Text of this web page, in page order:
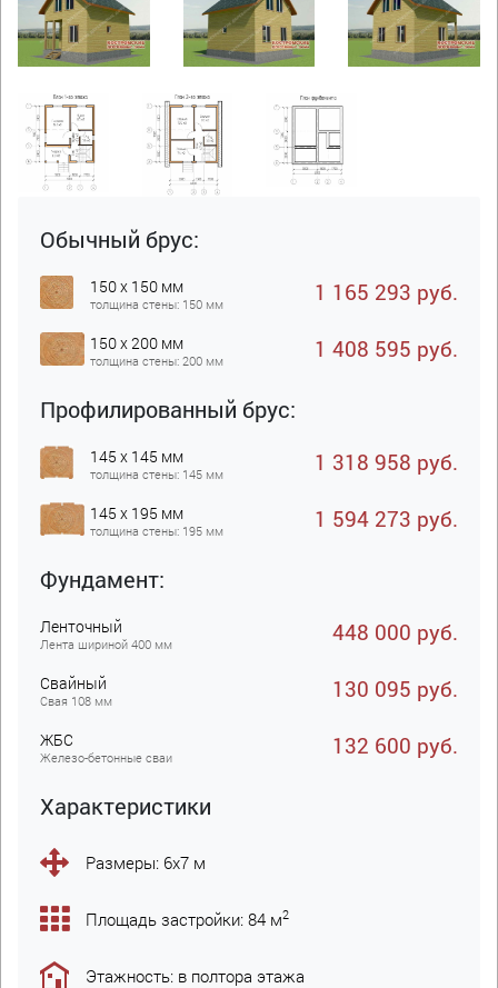
Обычный брус:
150 x 150 мм
толщина стены: 150 мм 1 165 293 руб.
150 x 200 мм
толщина стены: 200 мм 1 408 595 руб.
Профилированный брус:
145 x 145 мм
толщина стены: 145 мм 1 318 958 руб.
145 x 195 мм
толщина стены: 195 мм 1 594 273 руб.
Фундамент:
Ленточный
Лента шириной 400 мм 448 000 руб.
Свайный
Свая 108 мм 130 095 руб.
ЖБC
Железо-бетонные сваи 132 600 руб.
Характеристики
Размеры: 6х7 м
Площадь застройки: 84 м2
Этажность: в полтора этажа